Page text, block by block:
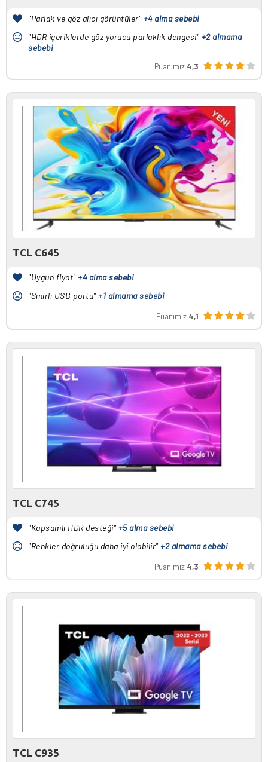
"Parlak ve göz alıcı görüntüler" +4 alma sebebi
"HDR içeriklerde göz yorucu parlaklık dengesi" +2 almama
sebebi
Puanımız 4,3
TCL C645
"Uygun fiyat" +4 alma sebebi
"Sınırlı USB portu" +1 almama sebebi
Puanımız 4,1
TCL C745
"Kapsamlı HDR desteği" +5 alma sebebi
"Renkler doğruluğu daha iyi olabilir" +2 almama sebebi
Puanımız 4,3
TCL C935